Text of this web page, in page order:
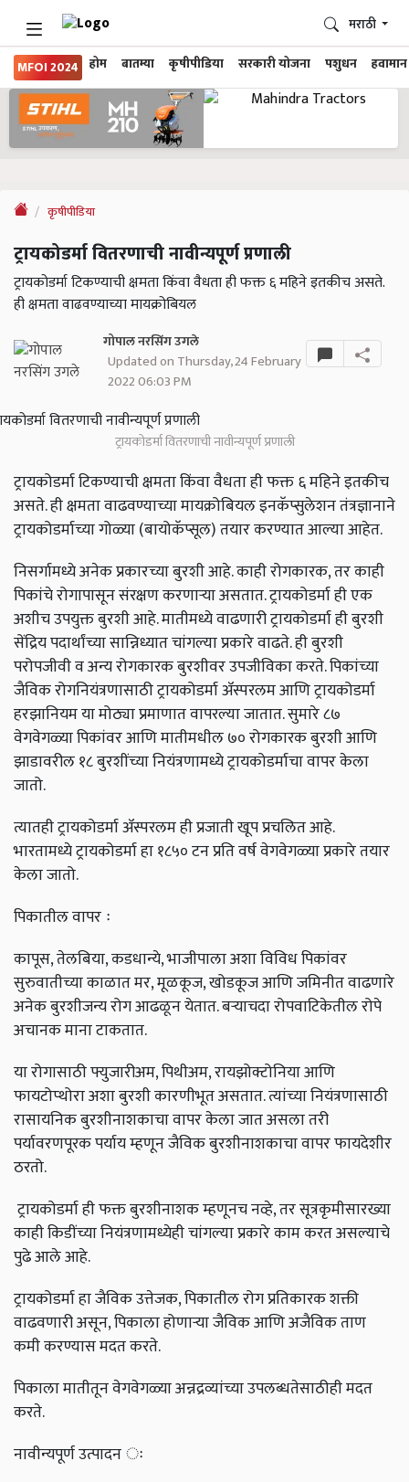
MFOI 2024 होम बातम्या कृषीपीडिया सरकारी योजना पशुधन हवामान
मराठी
कृषीपीडिया
ट्रायकोडर्मा वितरणाची नावीन्यपूर्ण प्रणाली
ट्रायकोडर्मा टिकण्याची क्षमता किंवा वैधता ही फक्त ६ महिने इतकीच असते.
ही क्षमता वाढवण्याच्या मायक्रोबियल
गोपाल नरसिंग उगले
Updated on Thursday, 24 February
2022 06:03 PM
ट्रायकोडर्मा वितरणाची नावीन्यपूर्ण प्रणाली
ट्रायकोडर्मा टिकण्याची क्षमता किंवा वैधता ही फक्त ६ महिने इतकीच
असते. ही क्षमता वाढवण्याच्या मायक्रोबियल इनकॅप्सुलेशन तंत्रज्ञानाने
ट्रायकोडर्माच्या गोळ्या (बायोकॅप्सूल) तयार करण्यात आल्या आहेत.
निसर्गामध्ये अनेक प्रकारच्या बुरशी आहे. काही रोगकारक, तर काही
पिकांचे रोगापासून संरक्षण करणाऱ्या असतात. ट्रायकोडर्मा ही एक
अशीच उपयुक्त बुरशी आहे. मातीमध्ये वाढणारी ट्रायकोडर्मा ही बुरशी
सेंद्रिय पदार्थांच्या सान्निध्यात चांगल्या प्रकारे वाढते. ही बुरशी
परोपजीवी व अन्य रोगकारक बुरशीवर उपजीविका करते. पिकांच्या
जैविक रोगनियंत्रणासाठी ट्रायकोडर्मा ॲस्परलम आणि ट्रायकोडर्मा
हरझानियम या मोठ्या प्रमाणात वापरल्या जातात. सुमारे ८७
वेगवेगळ्या पिकांवर आणि मातीमधील ७० रोगकारक बुरशी आणि
झाडावरील १८ बुरशींच्या नियंत्रणामध्ये ट्रायकोडर्माचा वापर केला
जातो.
त्यातही ट्रायकोडर्मा ॲस्परलम ही प्रजाती खूप प्रचलित आहे.
भारतामध्ये ट्रायकोडर्मा हा १८५० टन प्रति वर्ष वेगवेगळ्या प्रकारे तयार
केला जातो.
पिकातील वापर ः
कापूस, तेलबिया, कडधान्ये, भाजीपाला अशा विविध पिकांवर
सुरुवातीच्या काळात मर, मूळकूज, खोडकूज आणि जमिनीत वाढणारे
अनेक बुरशीजन्य रोग आढळून येतात. बऱ्याचदा रोपवाटिकेतील रोपे
अचानक माना टाकतात.
या रोगासाठी फ्युजारीअम, पिथीअम, रायझोक्टोनिया आणि
फायटोप्थोरा अशा बुरशी कारणीभूत असतात. त्यांच्या नियंत्रणासाठी
रासायनिक बुरशीनाशकाचा वापर केला जात असला तरी
पर्यावरणपूरक पर्याय म्हणून जैविक बुरशीनाशकाचा वापर फायदेशीर
ठरतो.
ट्रायकोडर्मा ही फक्त बुरशीनाशक म्हणूनच नव्हे, तर सूत्रकृमीसारख्या
काही किडींच्या नियंत्रणामध्येही चांगल्या प्रकारे काम करत असल्याचे
पुढे आले आहे.
ट्रायकोडर्मा हा जैविक उत्तेजक, पिकातील रोग प्रतिकारक शक्ती
वाढवणारी असून, पिकाला होणाऱ्या जैविक आणि अजैविक ताण
कमी करण्यास मदत करते.
पिकाला मातीतून वेगवेगळ्या अन्नद्रव्यांच्या उपलब्धतेसाठीही मदत
करते.
नावीन्यपूर्ण उत्पादन ः